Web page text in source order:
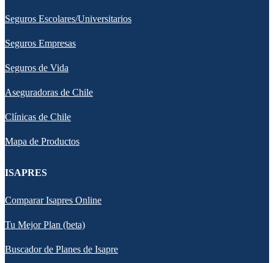
Seguros Escolares/Universitarios
Seguros Empresas
Seguros de Vida
Aseguradoras de Chile
Clínicas de Chile
Mapa de Productos
ISAPRES
Comparar Isapres Online
Tu Mejor Plan (beta)
Buscador de Planes de Isapre